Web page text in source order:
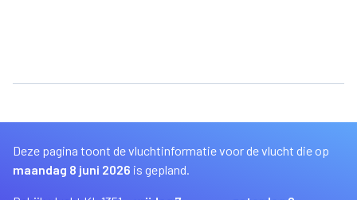
Deze pagina toont de vluchtinformatie voor de vlucht die op
maandag 8 juni 2026 is gepland.